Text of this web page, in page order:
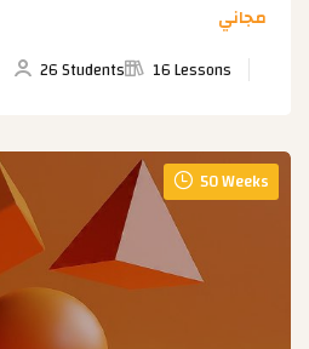
مجاني
16 Lessons
26 Students
50 Weeks